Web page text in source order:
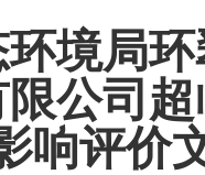
境局
公司
响评价